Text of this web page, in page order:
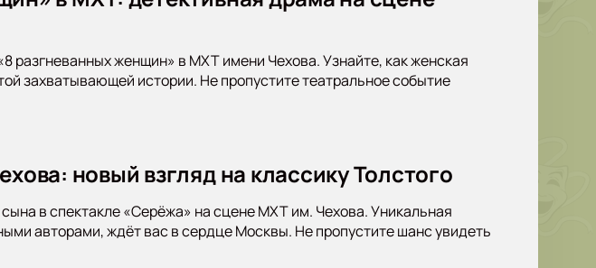
разгневанных женщин» в МХТ имени Чехова. Узнайте, как женская
захватывающей истории. Не пропустите театральное событие
новый взгляд на классику Толстого
в спектакле «Серёжа» на сцене МХТ им. Чехова. Уникальная
авторами, ждёт вас в сердце Москвы. Не пропустите шанс увидеть